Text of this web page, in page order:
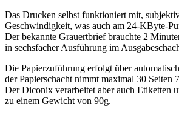
Das Drucken selbst funktioniert mit,
Geschwindigkeit, was auch am 24-KByte-
Der bekannte Grauertbrief brauchte 2
in sechsfacher Ausführung im
Die Papierzuführung erfolgt über
der Papierschacht nimmt maximal 30 Seiten
Der Diconix verarbeitet aber auch Etiketten
zu einem Gewicht von 90g.